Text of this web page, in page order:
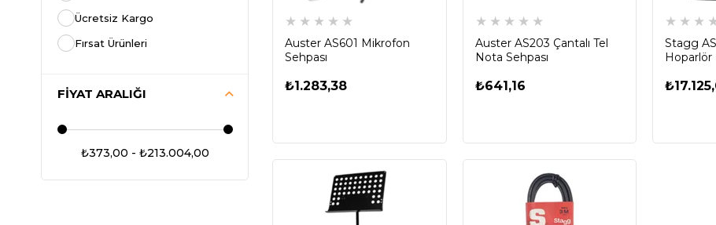
Ücretsiz Kargo
Fırsat Ürünleri
FIYAT ARALIĞI
₺373,00 - ₺213.004,00
★ ★ ★ ★ ★
Auster AS601 Mikrofon
Sehpası
₺1.283,38
★ ★ ★ ★ ★
Auster AS203 Çantalı Tel
Nota Sehpası
₺641,16
★ ★ ★
Stagg
Hoparlör